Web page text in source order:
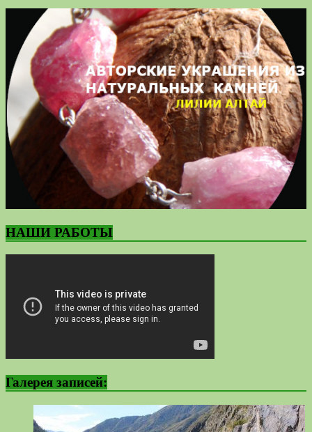
НАШИ РАБОТЫ
Галерея записей: